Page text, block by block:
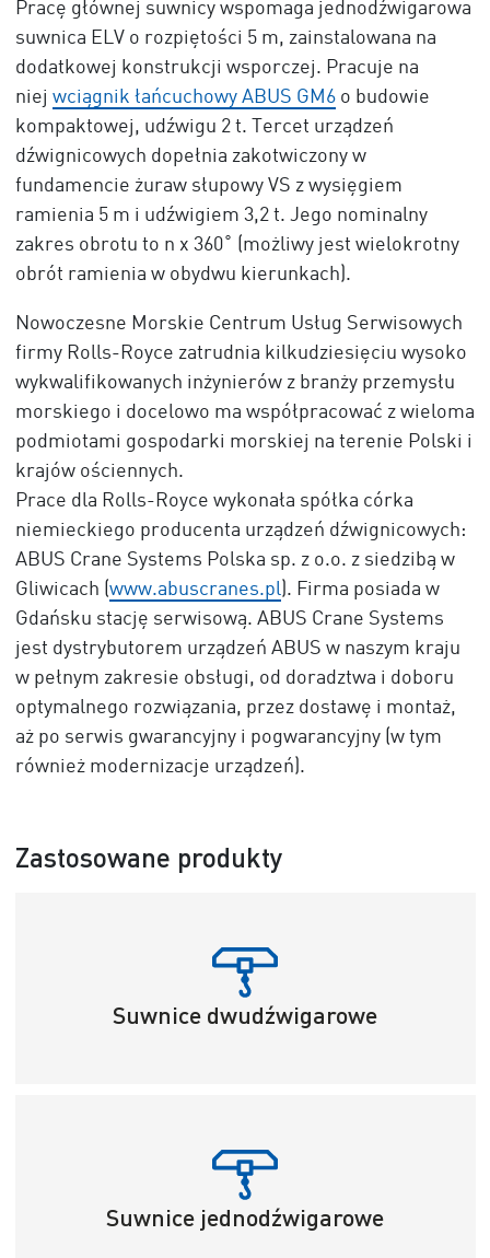
Pracę głównej suwnicy wspomaga jednodźwigarowa
suwnica ELV o rozpiętości 5 m, zainstalowana na
dodatkowej konstrukcji wsporczej. Pracuje na
niej wciągnik łańcuchowy ABUS GM6o budowie
kompaktowej, udźwigu 2 t. Tercet urządzeń
dźwignicowych dopełnia zakotwiczony w
fundamencie żuraw słupowy VS z wysięgiem
ramienia 5 m i udźwigiem 3,2 t. Jego nominalny
zakres obrotu to n x 360˚ (możliwy jest wielokrotny
obrót ramienia w obydwu kierunkach).
Nowoczesne Morskie Centrum Usług Serwisowych
firmy Rolls-Royce zatrudnia kilkudziesięciu wysoko
wykwalifikowanych inżynierów z branży przemysłu
morskiego i docelowo ma współpracować z wieloma
podmiotami gospodarki morskiej na terenie Polski i
krajów ościennych.
Prace dla Rolls-Royce wykonała spółka córka
niemieckiego producenta urządzeń dźwignicowych:
ABUS Crane Systems Polska sp. z o.o. z siedzibą w
Gliwicach (www.abuscranes.pl). Firma posiada w
Gdańsku stację serwisową. ABUS Crane Systems
jest dystrybutorem urządzeń ABUS w naszym kraju
w pełnym zakresie obsługi, od doradztwa i doboru
optymalnego rozwiązania, przez dostawę i montaż,
aż po serwis gwarancyjny i pogwarancyjny (w tym
również modernizacje urządzeń).
Zastosowane produkty
Suwnice dwudźwigarowe
Suwnice jednodźwigarowe